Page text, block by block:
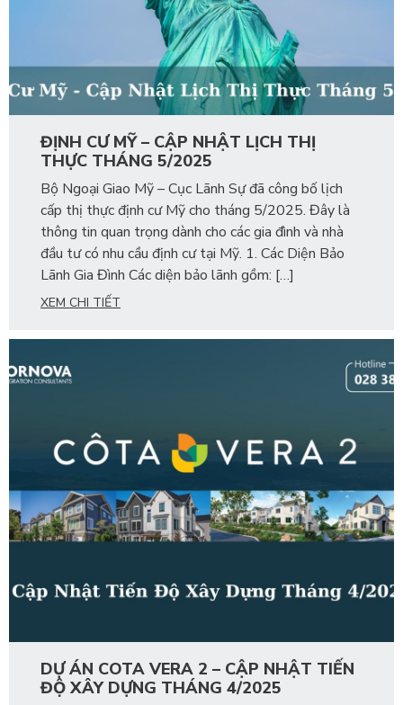
ĐỊNH CƯ MỸ – CẬP NHẬT LỊCH THỊ
THỰC THÁNG 5/2025
Bộ Ngoại Giao Mỹ – Cục Lãnh Sự đã công bố lịch
cấp thị thực định cư Mỹ cho tháng 5/2025. Đây là
thông tin quan trọng dành cho các gia đình và nhà
đầu tư có nhu cầu định cư tại Mỹ. 1. Các Diện Bảo
Lãnh Gia Đình Các diện bảo lãnh gồm: […]
XEM CHI TIẾT
DỰ ÁN COTA VERA 2 – CẬP NHẬT TIẾN
ĐỘ XÂY DỰNG THÁNG 4/2025